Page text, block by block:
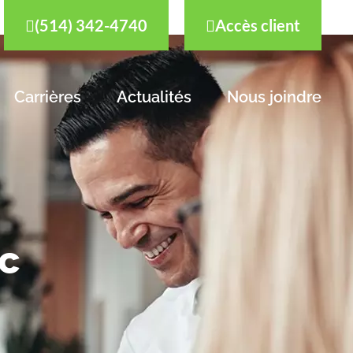
(514) 342-4740 Accès client
Carrières Actualités Nous joindre